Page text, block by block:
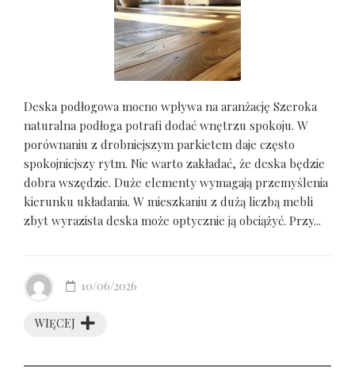
Deska podłogowa mocno wpływa na aranżację Szeroka
naturalna podłoga potrafi dodać wnętrzu spokoju. W
porównaniu z drobniejszym parkietem daje często
spokojniejszy rytm. Nie warto zakładać, że deska będzie
dobra wszędzie. Duże elementy wymagają przemyślenia
kierunku układania. W mieszkaniu z dużą liczbą mebli
zbyt wyrazista deska może optycznie ją obciążyć. Przy...
WIĘCEJ
10/06/2026